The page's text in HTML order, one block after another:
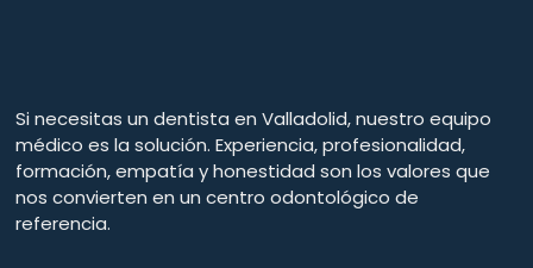
Si necesitas un dentista en Valladolid, nuestro equipo
médico es la solución. Experiencia, profesionalidad,
formación, empatía y honestidad son los valores que
nos convierten en un centro odontológico de
referencia.